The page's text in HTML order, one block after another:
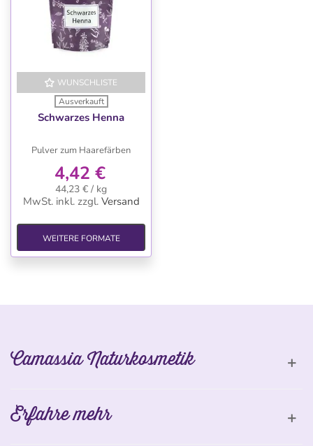
WUNSCHLISTE
Ausverkauft
Schwarzes Henna
Pulver zum Haarefärben
4,42 €
44,23 € / kg
MwSt. inkl. zzgl. Versand
WEITERE FORMATE
Camassia Naturkosmetik
Erfahre mehr